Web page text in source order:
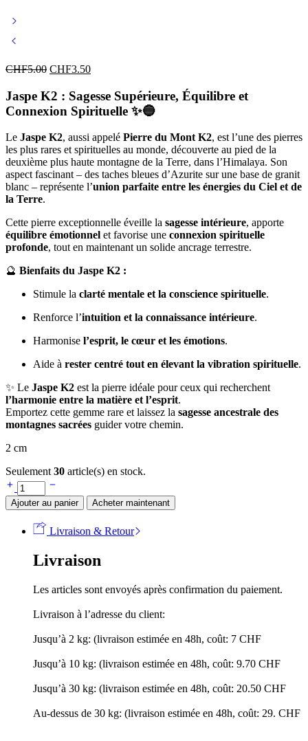
CHF5.00 CHF3.50
Jaspe K2 : Sagesse Supérieure, Équilibre et
Connexion Spirituelle ✨🔵
Le Jaspe K2, aussi appelé Pierre du Mont K2, est l’une des pierres
les plus rares et spirituelles au monde, découverte au pied de la
deuxième plus haute montagne de la Terre, dans l’Himalaya. Son
aspect fascinant – des taches bleues d’Azurite sur une base de granit
blanc – représente l’union parfaite entre les énergies du Ciel et de
la Terre.
Cette pierre exceptionnelle éveille la sagesse intérieure, apporte
équilibre émotionnel et favorise une connexion spirituelle
profonde, tout en maintenant un solide ancrage terrestre.
🔮 Bienfaits du Jaspe K2 :
Stimule la clarté mentale et la conscience spirituelle.
Renforce l’intuition et la connaissance intérieure.
Harmonise l’esprit, le cœur et les émotions.
Aide à rester centré tout en élevant la vibration spirituelle.
✨ Le Jaspe K2 est la pierre idéale pour ceux qui recherchent
l’harmonie entre la matière et l’esprit.
Emportez cette gemme rare et laissez la sagesse ancestrale des
montagnes sacrées guider votre chemin.
2 cm
Seulement 30 article(s) en stock.
Ajouter au panier Acheter maintenant
Livraison & Retour
Livraison
Les articles sont envoyés après confirmation du paiement.
Livraison à l’adresse du client:
Jusqu’à 2 kg: (livraison estimée en 48h, coût: 7 CHF
Jusqu’à 10 kg: (livraison estimée en 48h, coût: 9.70 CHF
Jusqu’à 30 kg: (livraison estimée en 48h, coût: 20.50 CHF
Au-dessus de 30 kg: (livraison estimée en 48h, coût: 29. CHF